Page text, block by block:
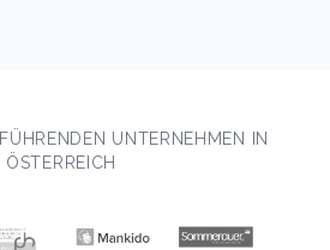
UNTERNEHMEN IN
ÖSTERREICH